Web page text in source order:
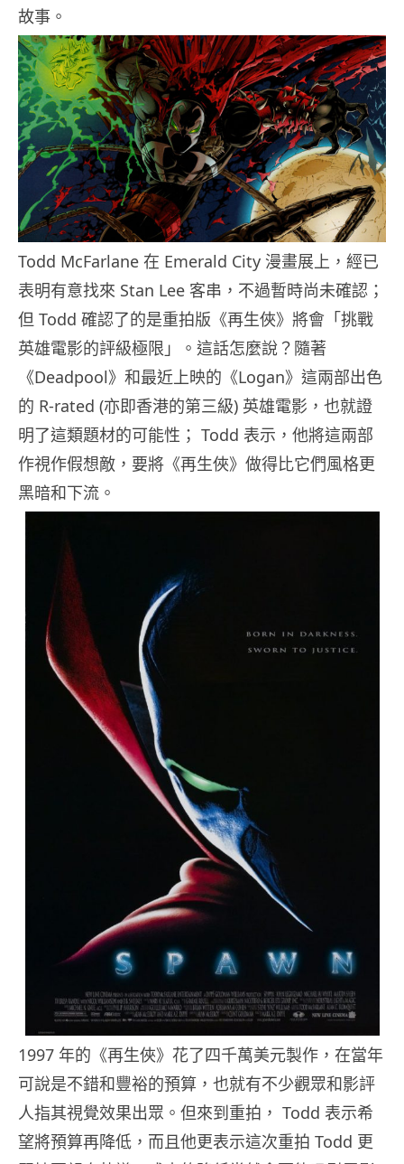
故事。
Todd McFarlane 在 Emerald City 漫畫展上，經已
表明有意找來 Stan Lee 客串，不過暫時尚未確認；
但 Todd 確認了的是重拍版《再生俠》將會「挑戰
英雄電影的評級極限」。這話怎麼說？隨著
《Deadpool》和最近上映的《Logan》這兩部出色
的 R-rated (亦即香港的第三級) 英雄電影，也就證
明了這類題材的可能性； Todd 表示，他將這兩部
作視作假想敵，要將《再生俠》做得比它們風格更
黑暗和下流。
1997 年的《再生俠》花了四千萬美元製作，在當年
可說是不錯和豐裕的預算，也就有不少觀眾和影評
人指其視覺效果出眾。但來到重拍， Todd 表示希
望將預算再降低，而且他更表示這次重拍 Todd 更